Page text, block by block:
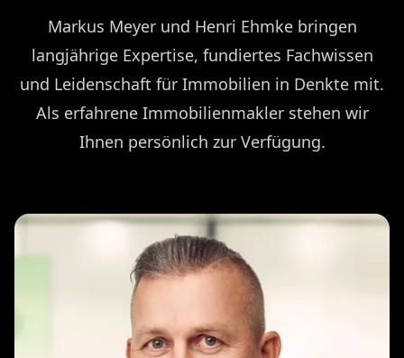
Markus Meyer und Henri Ehmke bringen
langjährige Expertise, fundiertes Fachwissen
und Leidenschaft für Immobilien in Denkte mit.
Als erfahrene Immobilienmakler stehen wir
Ihnen persönlich zur Verfügung.